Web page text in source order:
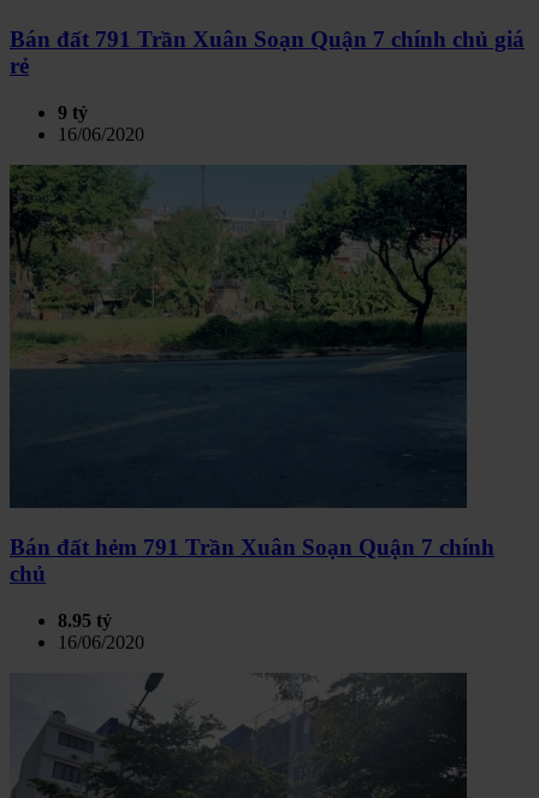
Bán đất 791 Trần Xuân Soạn Quận 7 chính chủ giá
rẻ
9 tỷ
16/06/2020
Bán đất hẻm 791 Trần Xuân Soạn Quận 7 chính
chủ
8.95 tỷ
16/06/2020